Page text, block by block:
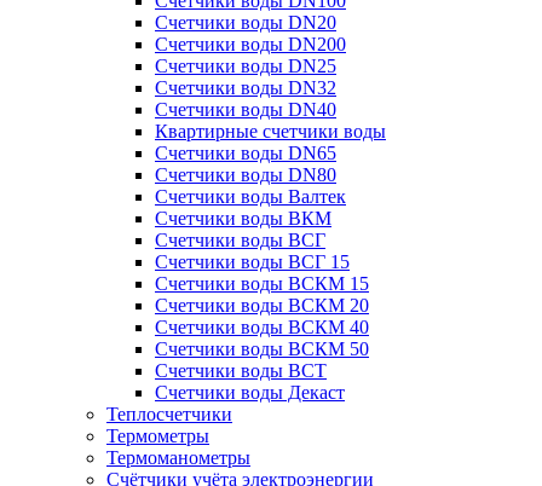
Счетчики воды DN20
Счетчики воды DN200
Счетчики воды DN25
Счетчики воды DN32
Счетчики воды DN40
Квартирные счетчики воды
Счетчики воды DN65
Счетчики воды DN80
Счетчики воды Валтек
Счетчики воды ВКМ
Счетчики воды ВСГ
Счетчики воды ВСГ 15
Счетчики воды ВСКМ 15
Счетчики воды ВСКМ 20
Счетчики воды ВСКМ 40
Счетчики воды ВСКМ 50
Счетчики воды ВСТ
Счетчики воды Декаст
Теплосчетчики
Термометры
Термоманометры
Счётчики учёта электроэнергии